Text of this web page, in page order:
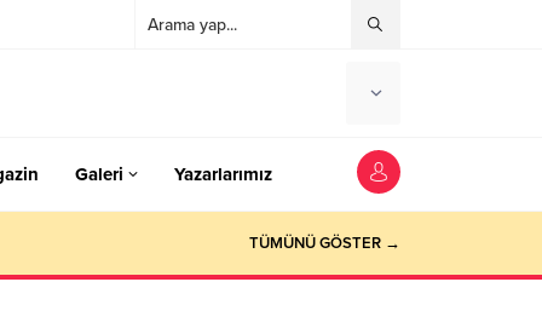
Galeri Yazarlarımız
TÜMÜNÜ GÖSTER →